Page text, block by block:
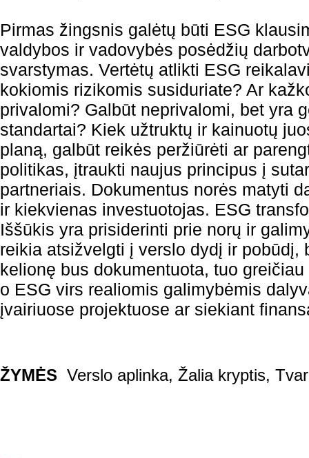
Pirmas žingsnis galėtų būti ESG
valdybos ir vadovybės posėdžių
svarstymas. Vertėtų atlikti ESG
kokiomis rizikomis susiduriate? Ar
privalomi? Galbūt neprivalomi, bet yra
standartai? Kiek užtruktų ir kainuotų
planą, galbūt reikės peržiūrėti ar
politikas, įtraukti naujus principus į
partneriais. Dokumentus norės matyti
ir kiekvienas investuotojas. ESG
Iššūkis yra prisiderinti prie norų ir
reikia atsižvelgti į verslo dydį ir pobūdį,
kelionę bus dokumentuota, tuo
o ESG virs realiomis galimybėmis
įvairiuose projektuose ar siekiant
ŽYMĖS Verslo aplinka, Žalia kryptis,